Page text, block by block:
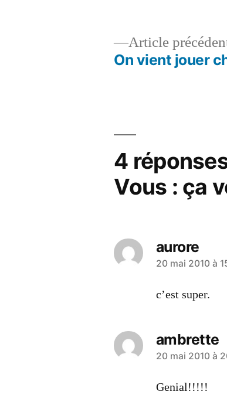
Navigation
Article
On vient jouer
4
Vous : ça
aurore
a
dit :
20 mai 2010 à
c’est super.
ambrette
a
dit :
20 mai 2010 à
Genial!!!!!